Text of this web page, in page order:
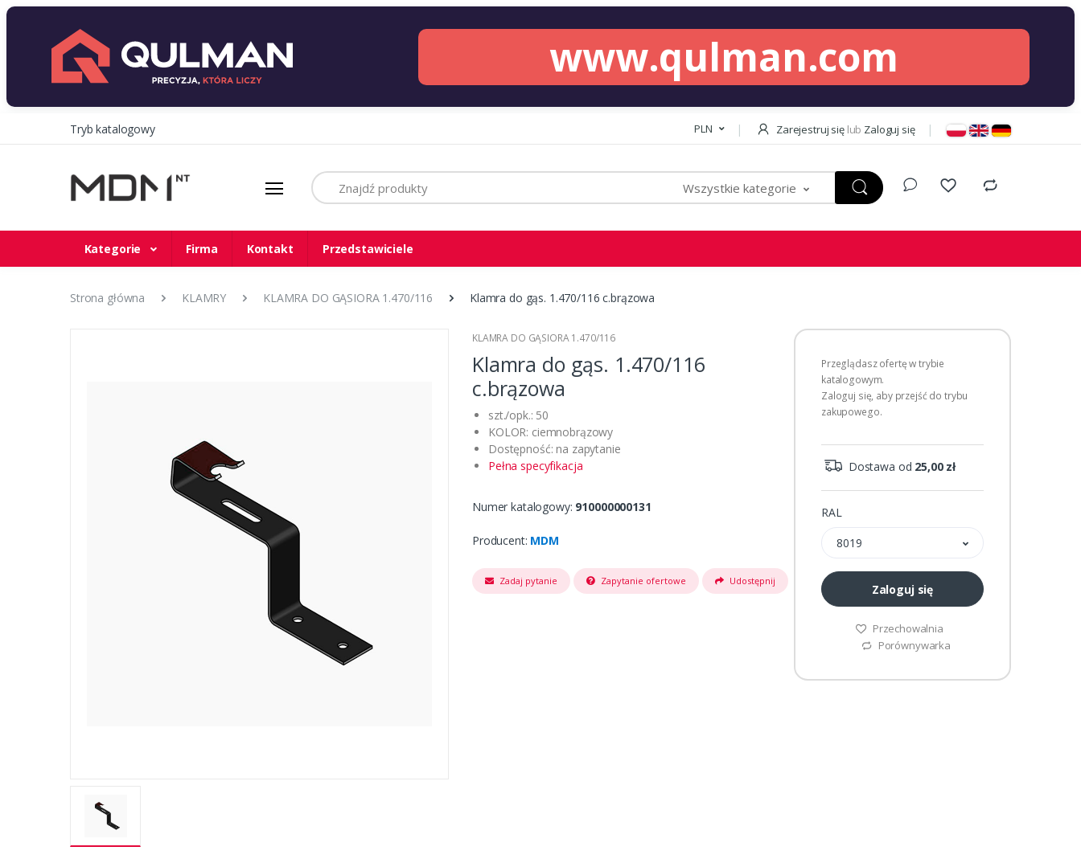
www.qulman.com
Tryb katalogowy PLN Zarejestruj się lub Zaloguj się
Szukaj
Wszystkie kategorie
Kategorie Firma Kontakt Przedstawiciele
Strona główna KLAMRY KLAMRA DO GĄSIORA 1.470/116 Klamra do gąs. 1.470/116 c.brązowa
KLAMRA DO GĄSIORA 1.470/116
Klamra do gąs. 1.470/116
c.brązowa
szt./opk.: 50
KOLOR: ciemnobrązowy
Dostępność: na zapytanie
Pełna specyfikacja
Numer katalogowy: 910000000131
Producent: MDM
Zadaj pytanie Zapytanie ofertowe Udostępnij
Przeglądasz ofertę w trybie
katalogowym.
Zaloguj się, aby przejść do trybu
zakupowego.
Dostawa od 25,00 zł
RAL
8019
Zaloguj się
Przechowalnia
Porównywarka